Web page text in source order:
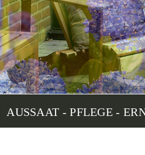
AUSSAAT - PFLEGE -